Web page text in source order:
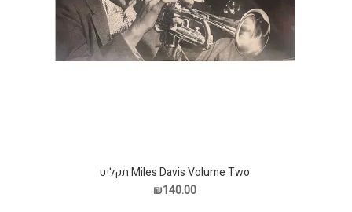
Miles Davis Volume Two תקליט
₪140.00